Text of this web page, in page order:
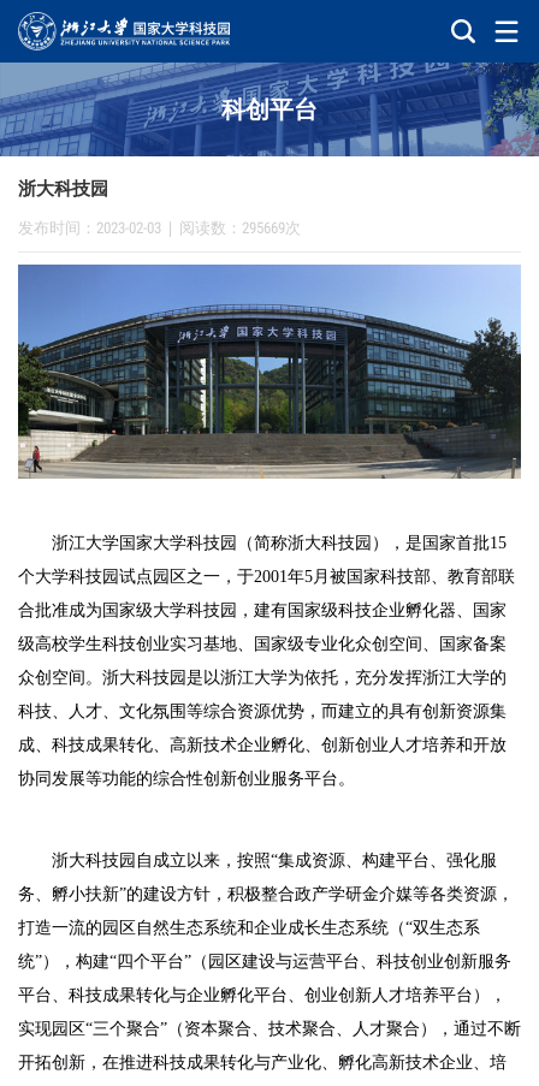
科创平台
浙大科技园
发布时间：2023-02-03 阅读数：295669次
浙江大学国家大学科技园（简称浙大科技园），是国家首批15
个大学科技园试点园区之一，于2001年5月被国家科技部、教育部联
合批准成为国家级大学科技园，建有国家级科技企业孵化器、国家
级高校学生科技创业实习基地、国家级专业化众创空间、国家备案
众创空间。浙大科技园是以浙江大学为依托，充分发挥浙江大学的
科技、人才、文化氛围等综合资源优势，而建立的具有创新资源集
成、科技成果转化、高新技术企业孵化、创新创业人才培养和开放
协同发展等功能的综合性创新创业服务平台。
浙大科技园自成立以来，按照“集成资源、构建平台、强化服
务、孵小扶新”的建设方针，积极整合政产学研金介媒等各类资源，
打造一流的园区自然生态系统和企业成长生态系统（“双生态系
统”），构建“四个平台”（园区建设与运营平台、科技创业创新服务
平台、科技成果转化与企业孵化平台、创业创新人才培养平台），
实现园区“三个聚合”（资本聚合、技术聚合、人才聚合），通过不断
开拓创新，在推进科技成果转化与产业化、孵化高新技术企业、培